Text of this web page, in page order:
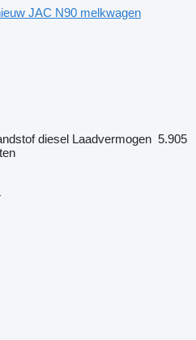
JAC N90 melkwagen
diesel Laadvermogen 5.905